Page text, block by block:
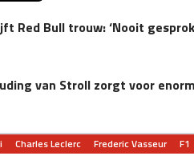
Red Bull trouw: ‘Nooit
van Stroll zorgt voor
Charles Leclerc Frederic Vasseur F1